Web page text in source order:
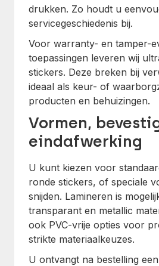
drukken. Zo houdt u
servicegeschiedenis bij.
Voor warranty- en tamper-
toepassingen leveren wij
stickers. Deze breken bij
ideaal als keur- of
producten en behuizingen.
Vormen,
eindafwerking
U kunt kiezen voor
ronde stickers, of speciale
snijden. Lamineren is
transparant en metallic
ook PVC-vrije opties voor
strikte materiaalkeuzes.
U ontvangt na bestelling